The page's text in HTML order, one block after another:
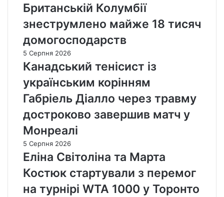
Британській Колумбії
знеструмлено майже 18 тисяч
домогосподарств
5 Серпня 2026
Канадський тенісист із
українським корінням
Габріель Діалло через травму
достроково завершив матч у
Монреалі
5 Серпня 2026
Еліна Світоліна та Марта
Костюк стартували з перемог
на турнірі WTA 1000 у Торонто